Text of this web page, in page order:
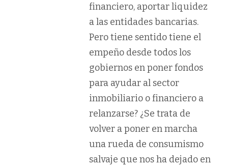
financiero, aportar liquidez
a las entidades bancarias.
Pero tiene sentido tiene el
empeño desde todos los
gobiernos en poner fondos
para ayudar al sector
inmobiliario o financiero a
relanzarse? ¿Se trata de
volver a poner en marcha
una rueda de consumismo
salvaje que nos ha dejado en